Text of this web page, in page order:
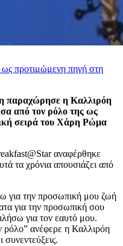
προτιμώμενη πηγή στη
παραχώρησε η Καλλιρόη
από τον ρόλο της ως
σειρά του Χάρη Ρώμα
αναφέρθηκε
τα χρόνια απουσιάζει από
για την προσωπική μου ζωή
για την προσωπική σου
για τον εαυτό μου.
ανέφερε η Καλλιρόη
συνεντεύξεις.